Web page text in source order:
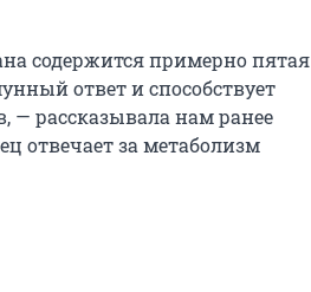
содержится примерно пятая
ответ и способствует
рассказывала нам ранее
отвечает за метаболизм